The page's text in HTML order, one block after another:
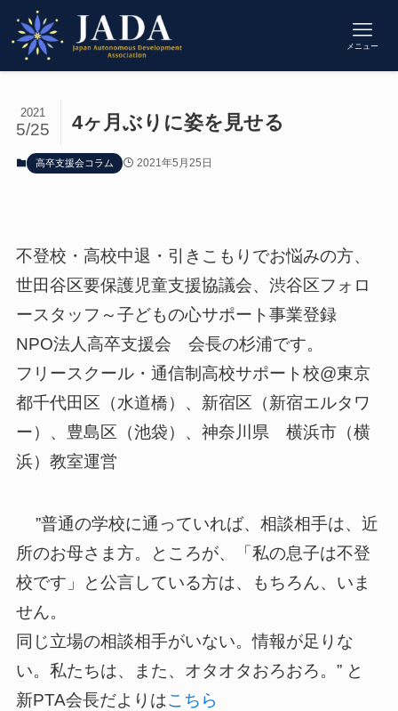
メニュー
4ヶ月ぶりに姿を見せる
2021
5/25
高卒支援会コラム 2021年5月25日
不登校・高校中退・引きこもりでお悩みの方、
世田谷区要保護児童支援協議会、渋谷区フォロ
ースタッフ～子どもの心サポート事業登録
NPO法人高卒支援会 会長の杉浦です。
フリースクール・通信制高校サポート校@東京
都千代田区（水道橋）、新宿区（新宿エルタワ
ー）、豊島区（池袋）、神奈川県 横浜市（横
浜）教室運営
”普通の学校に通っていれば、相談相手は、近
所のお母さま方。ところが、「私の息子は不登
校です」と公言している方は、もちろん、いま
せん。
同じ立場の相談相手がいない。情報が足りな
い。私たちは、また、オタオタおろおろ。” と
新PTA会長だよりはこちら